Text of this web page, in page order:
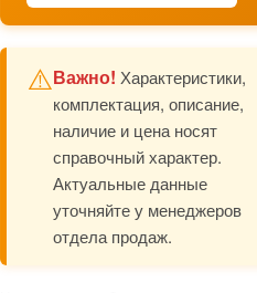
⚠️Важно! Характеристики,
комплектация, описание,
наличие и цена носят
справочный характер.
Актуальные данные
уточняйте у менеджеров
отдела продаж.